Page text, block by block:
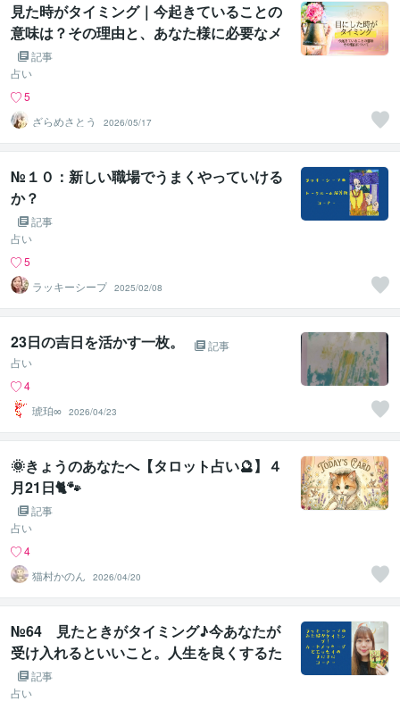
見た時がタイミング｜今起きていることの
意味は？その理由と、あなた様に必要なメ
ッセージ｜タロットカードで占いました00
1
記事
占い
5
ざらめさとう
2026/05/17
№１０：新しい職場でうまくやっていける
か？
記事
占い
5
ラッキーシープ 2025/02/08
23日の吉日を活かす一枚。
記事
占い
4
琥珀∞ 2026/04/23
🌞きょうのあなたへ【タロット占い🔮】４
月21日🐈🐾
記事
占い
4
猫村かのん
2026/04/20
№64 見たときがタイミング♪今あなたが
受け入れるといいこと。人生を良くするた
めのアドバイス♪5択占い
記事
占い